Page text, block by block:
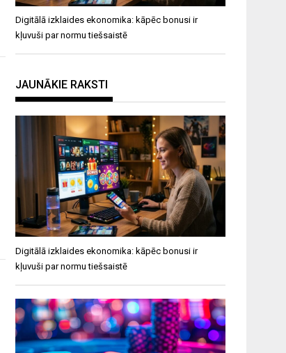
Digitālā izklaides ekonomika: kāpēc bonusi ir
kļuvuši par normu tiešsaistē
JAUNĀKIE RAKSTI
Digitālā izklaides ekonomika: kāpēc bonusi ir
kļuvuši par normu tiešsaistē